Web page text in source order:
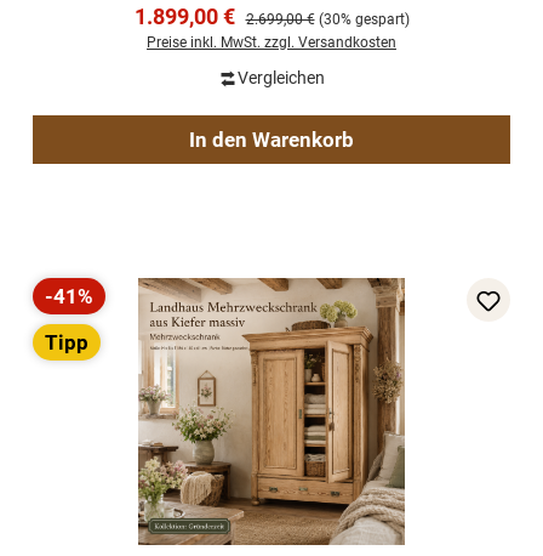
Verkaufspreis:
1.899,00 € Regulärer Preis:
2.699,00 € (30% gespart)
Preise inkl. MwSt. zzgl. Versandkosten
Vergleichen
In den Warenkorb
Rabatt
-41%
Tipp